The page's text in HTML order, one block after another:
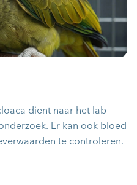
dient naar het lab
Er kan ook bloed
te controleren.